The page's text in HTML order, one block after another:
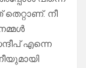
നീ
എന്നെ